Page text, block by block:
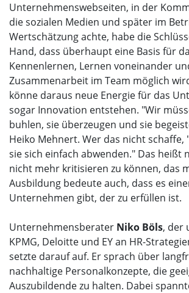
Unternehmenswebseiten, in der
die sozialen Medien und später im
Wertschätzung achte, habe die
Hand, dass überhaupt eine Basis für
Kennenlernen, Lernen voneinander
Zusammenarbeit im Team möglich
könne daraus neue Energie für das
sogar Innovation entstehen. "Wir
buhlen, sie überzeugen und sie
Heiko Mehnert. Wer das nicht schaffe,
sie sich einfach abwenden." Das heißt
nicht mehr kritisieren zu können, das
Ausbildung bedeute auch, dass es
Unternehmen gibt, der zu erfüllen ist.
Unternehmensberater Niko Böls, der
KPMG, Deloitte und EY an HR-
setzte darauf auf. Er sprach über
nachhaltige Personalkonzepte, die
Auszubildende zu halten. Dabei